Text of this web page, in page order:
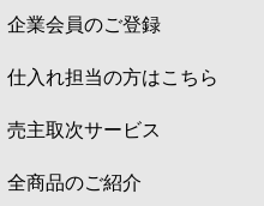
企業会員のご登録
仕入れ担当の方はこちら
売主取次サービス
全商品のご紹介